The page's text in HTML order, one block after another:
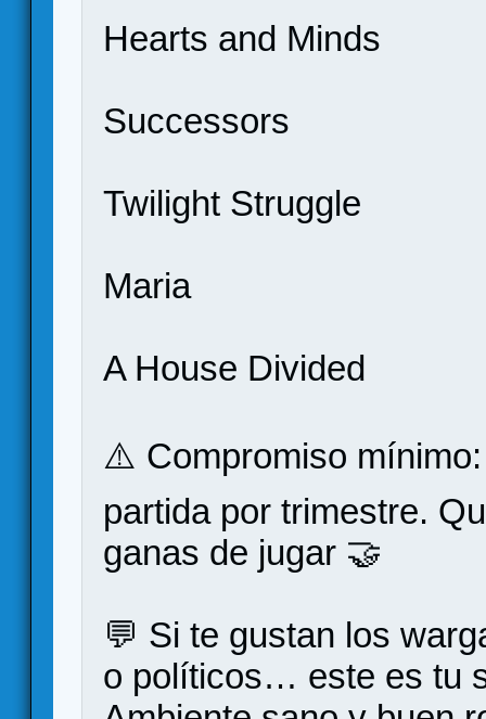
Hearts and Minds
Successors
Twilight Struggle
Maria
A House Divided
⚠️ Compromiso
partida por trimestre.
ganas de jugar 🤝
💬 Si te gustan los
o políticos… este es tu